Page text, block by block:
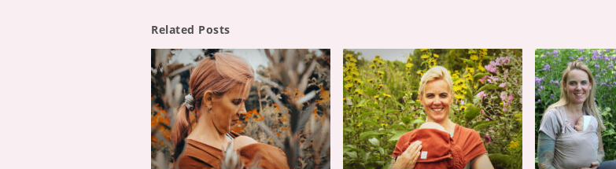
Related Posts